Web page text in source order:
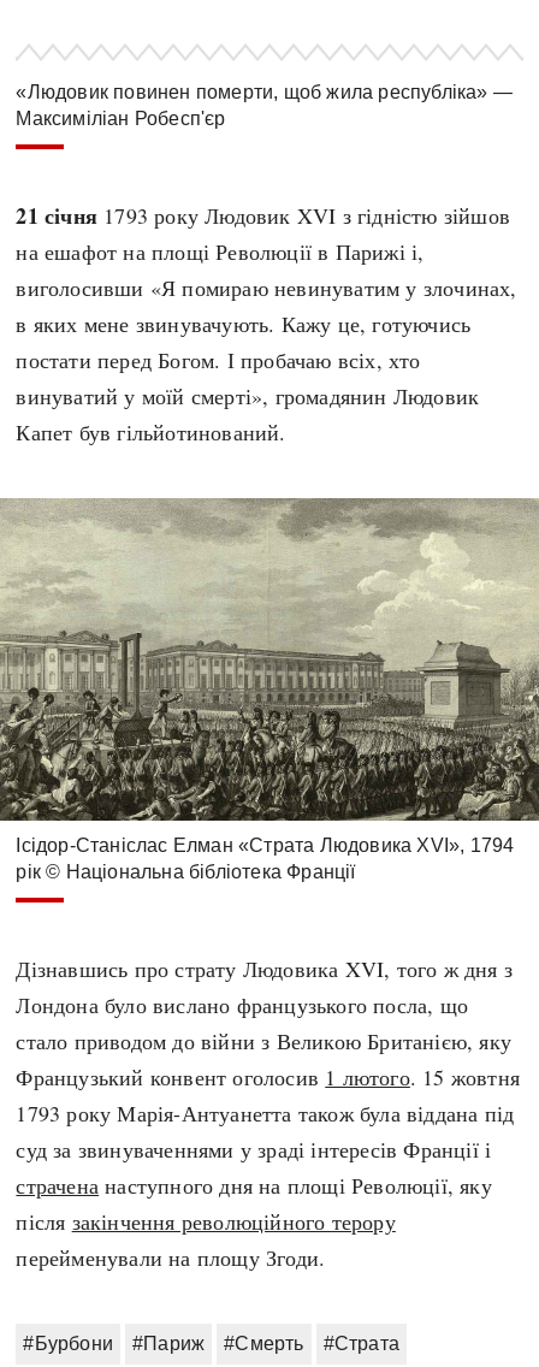
«Людовик повинен померти, щоб жила республіка» —
Максиміліан Робесп'єр
21 січня 1793 року Людовик XVI з гідністю зійшов
на ешафот на площі Революції в Парижі і,
виголосивши «Я помираю невинуватим у злочинах,
в яких мене звинувачують. Кажу це, готуючись
постати перед Богом. І пробачаю всіх, хто
винуватий у моїй смерті», громадянин Людовик
Капет був гільйотинований.
Ісідор-Станіслас Елман «Страта Людовика XVI», 1794
рік © Національна бібліотека Франції
Дізнавшись про страту Людовика XVI, того ж дня з
Лондона було вислано французького посла, що
стало приводом до війни з Великою Британією, яку
Французький конвент оголосив 1 лютого. 15 жовтня
1793 року Марія-Антуанетта також була віддана під
суд за звинуваченнями у зраді інтересів Франції і
страчена наступного дня на площі Революції, яку
після закінчення революційного терору
перейменували на площу Згоди.
#Бурбони #Париж #Смерть #Страта